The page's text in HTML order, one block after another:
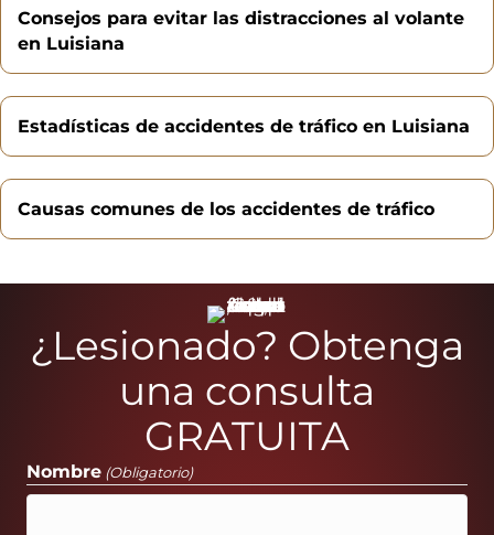
Consejos para evitar las distracciones al volante
en Luisiana
Estadísticas de accidentes de tráfico en Luisiana
Causas comunes de los accidentes de tráfico
¿Lesionado? Obtenga
una consulta
GRATUITA
Nombre (Obligatorio)